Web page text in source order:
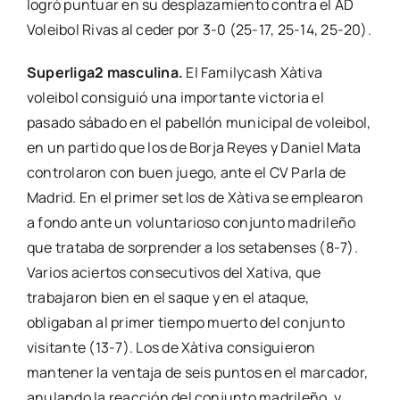
logró puntuar en su desplazamiento contra el AD
Voleibol Rivas al ceder por 3-0 (25-17, 25-14, 25-20).
Superliga2 masculina. El Familycash Xàtiva
voleibol consiguió una importante victoria el
pasado sábado en el pabellón municipal de voleibol,
en un partido que los de Borja Reyes y Daniel Mata
controlaron con buen juego, ante el CV Parla de
Madrid. En el primer set los de Xàtiva se emplearon
a fondo ante un voluntarioso conjunto madrileño
que trataba de sorprender a los setabenses (8-7).
Varios aciertos consecutivos del Xativa, que
trabajaron bien en el saque y en el ataque,
obligaban al primer tiempo muerto del conjunto
visitante (13-7). Los de Xàtiva consiguieron
mantener la ventaja de seis puntos en el marcador,